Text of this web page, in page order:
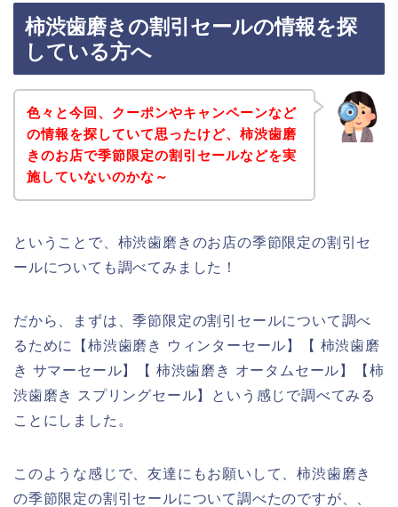
柿渋歯磨きの割引セールの情報を探
している方へ
色々と今回、クーポンやキャンペーンなど
の情報を探していて思ったけど、柿渋歯磨
きのお店で季節限定の割引セールなどを実
施していないのかな～
ということで、柿渋歯磨きのお店の季節限定の割引セ
ールについても調べてみました！
だから、まずは、季節限定の割引セールについて調べ
るために【柿渋歯磨き ウィンターセール】【 柿渋歯磨
き サマーセール】【 柿渋歯磨き オータムセール】【柿
渋歯磨き スプリングセール】という感じで調べてみる
ことにしました。
このような感じで、友達にもお願いして、柿渋歯磨き
の季節限定の割引セールについて調べたのですが、、